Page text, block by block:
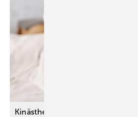
Kinästhetik: Profitieren